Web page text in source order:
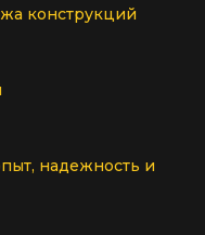
конструкций
надежность и